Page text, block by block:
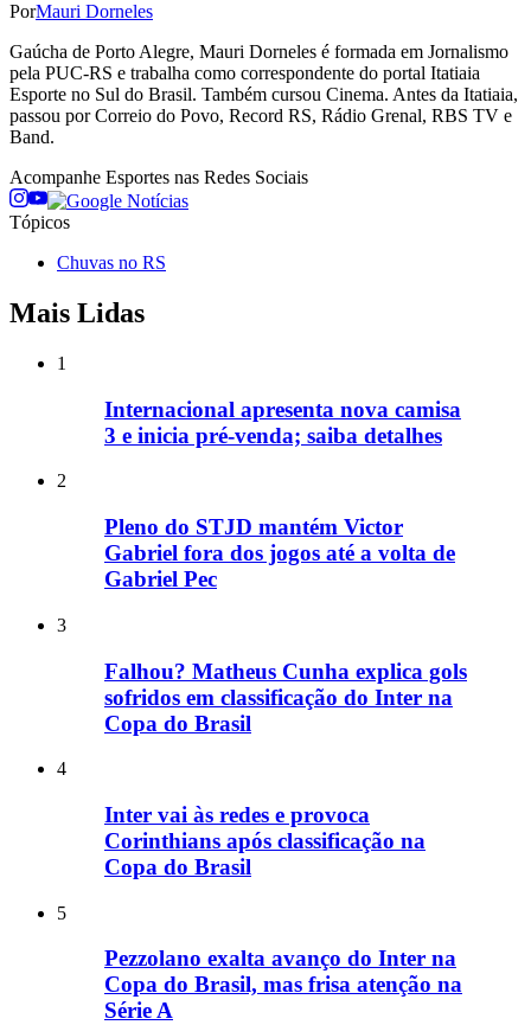
PorMauri Dorneles
Gaúcha de Porto Alegre, Mauri Dorneles é formada em Jornalismo
pela PUC-RS e trabalha como correspondente do portal Itatiaia
Esporte no Sul do Brasil. Também cursou Cinema. Antes da Itatiaia,
passou por Correio do Povo, Record RS, Rádio Grenal, RBS TV e
Band.
Acompanhe Esportes nas Redes Sociais
Tópicos
Chuvas no RS
Mais Lidas
1
Internacional apresenta nova camisa
3 e inicia pré-venda; saiba detalhes
2
Pleno do STJD mantém Victor
Gabriel fora dos jogos até a volta de
Gabriel Pec
3
Falhou? Matheus Cunha explica gols
sofridos em classificação do Inter na
Copa do Brasil
4
Inter vai às redes e provoca
Corinthians após classificação na
Copa do Brasil
5
Pezzolano exalta avanço do Inter na
Copa do Brasil, mas frisa atenção na
Série A